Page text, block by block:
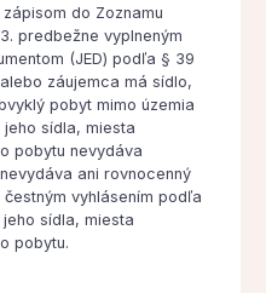
do Zoznamu
predbežne vyplneným
(JED) podľa § 39
záujemca má sídlo,
pobyt mimo územia
sídla, miesta
pobytu nevydáva
ani rovnocenný
vyhlásením podľa
sídla, miesta
pobytu.